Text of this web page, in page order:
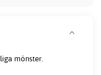
mönster.